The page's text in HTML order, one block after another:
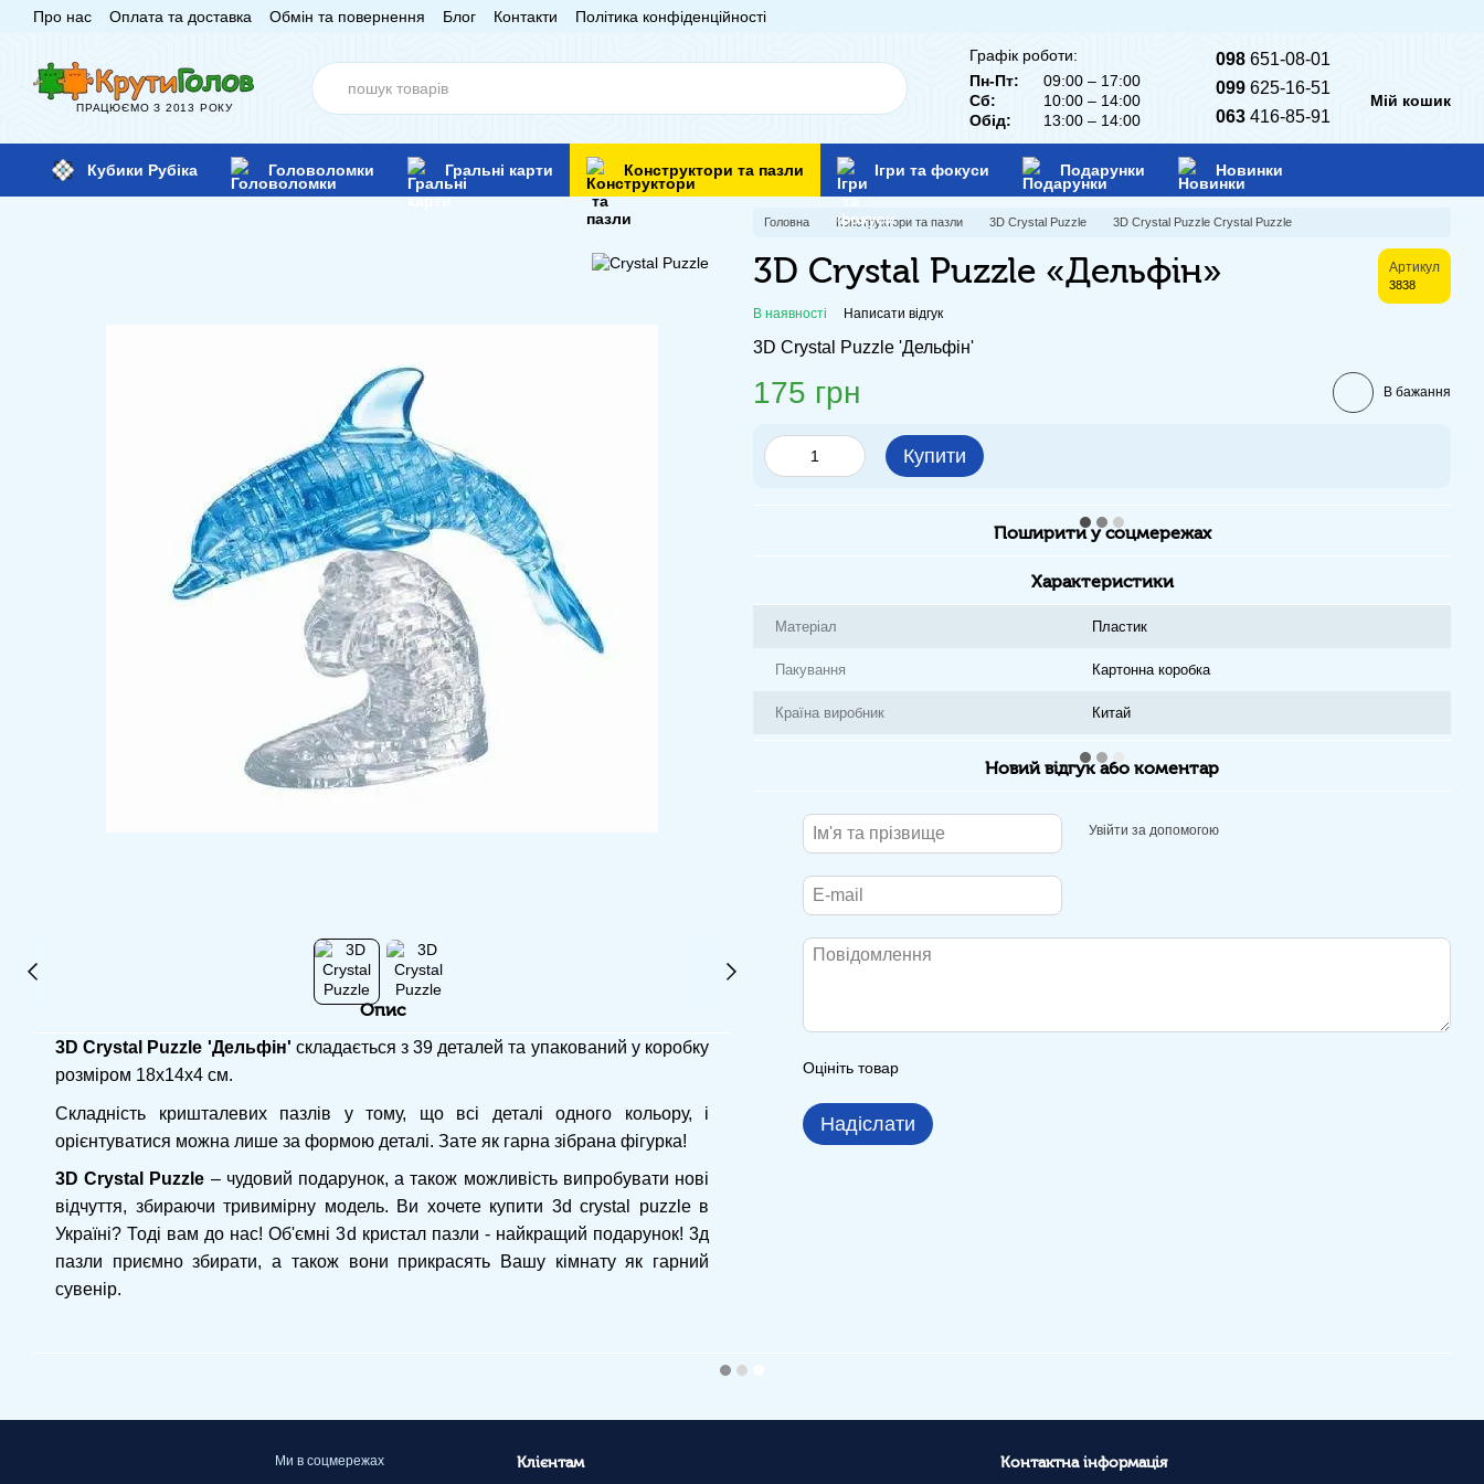
Перейти до основного контенту
Про нас Оплата та доставка Обмін та повернення Блог Контакти Політика конфіденційності
ПРАЦЮЄМО З 2013 РОКУ
Графік роботи:
Пн-Пт:
09:00 – 17:00
Сб:
10:00 – 14:00
Обід:
13:00 – 14:00
098 651-08-01
099 625-16-51
063 416-85-91
Мій кошик
Кубики Рубіка Головоломки Гральні карти Конструктори та пазли Ігри та фокуси Подарунки Новинки
Опис
3D Crystal Puzzle 'Дельфін' складається з 39 деталей та упакований у коробку
розміром 18х14х4 см.
Складність кришталевих пазлів у тому, що всі деталі одного кольору, і
орієнтуватися можна лише за формою деталі. Зате як гарна зібрана фігурка!
3D Crystal Puzzle – чудовий подарунок, а також можливість випробувати нові
відчуття, збираючи тривимірну модель. Ви хочете купити 3d crystal puzzle в
Україні? Тоді вам до нас! Об'ємні 3d кристал пазли - найкращий подарунок! 3д
пазли приємно збирати, а також вони прикрасять Вашу кімнату як гарний
сувенір.
Головна Конструктори та пазли 3D Crystal Puzzle 3D Crystal Puzzle Crystal Puzzle
3D Crystal Puzzle «Дельфін» Артикул
3838
В наявності Написати відгук
3D Crystal Puzzle 'Дельфін'
175 грн В бажання
Купити
Поширити у соцмережах
Характеристики
Матеріал Пластик
Пакування Картонна коробка
Країна виробник Китай
Новий відгук або коментар
Увійти за допомогою
Оцініть товар
Надіслати
Ми в соцмережах Клієнтам Контактна інформація